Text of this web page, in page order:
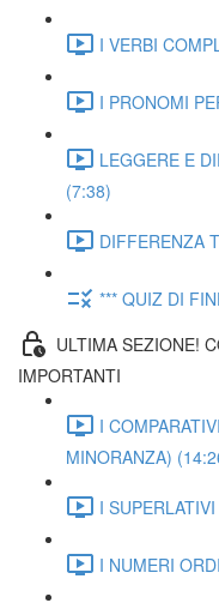
I VERBI
I PRONOMI
LEGGERE E
(7:38)
DIFFERENZA
*** QUIZ DI
ULTIMA SEZIONE!
IMPORTANTI
I
MINORANZA)
I
I NUMERI